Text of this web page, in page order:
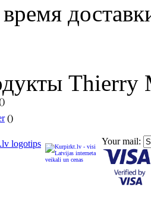
Thierry
()
Your mail: